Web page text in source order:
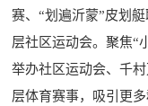
赛、“划遍沂蒙”皮划
层社区运动会。聚焦“
举办社区运动会、千
层体育赛事，吸引更